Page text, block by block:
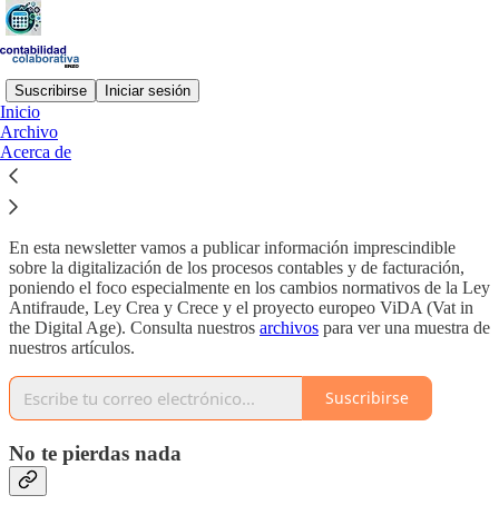
Suscribirse Iniciar sesión
Inicio
Archivo
Acerca de
¿Por qué suscribirte?
En esta newsletter vamos a publicar información imprescindible
sobre la digitalización de los procesos contables y de facturación,
poniendo el foco especialmente en los cambios normativos de la Ley
Antifraude, Ley Crea y Crece y el proyecto europeo ViDA (Vat in
the Digital Age). Consulta nuestros archivos para ver una muestra de
nuestros artículos.
Suscribirse
No te pierdas nada